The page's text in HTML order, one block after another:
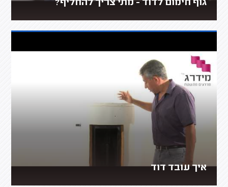
גוף חימום לדוד - מתי צריך להחליף?
איך עובד דוד